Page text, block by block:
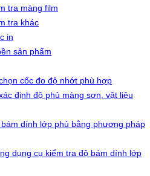
tra màng film
tra khác
in
sản phẩm
cốc đo độ nhớt phù hợp
định độ phủ màng sơn, vật liệu
dính lớp phủ bằng phương pháp
dụng cụ kiểm tra độ bám dính lớp